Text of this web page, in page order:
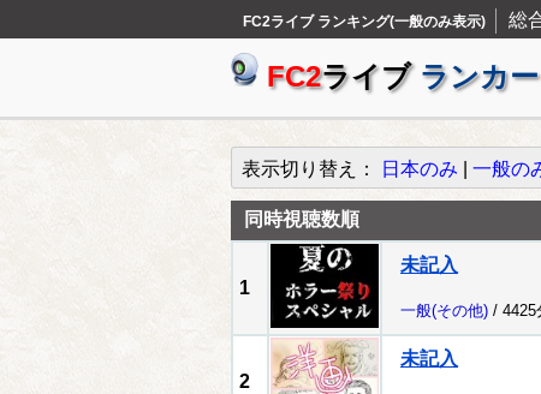
FC2ライブ ランキング(一般のみ表示) 総
FC2ライブ ランカー
表示切り替え： 日本のみ 一般の
同時視聴数順
1
未記入
一般(その他) / 4425
2
未記入